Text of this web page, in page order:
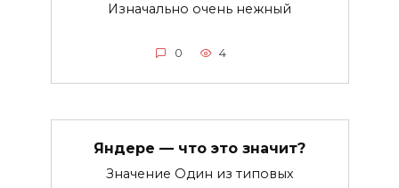
Изначально очень нежный
0 4
Яндере — что это значит?
Значение Один из типовых